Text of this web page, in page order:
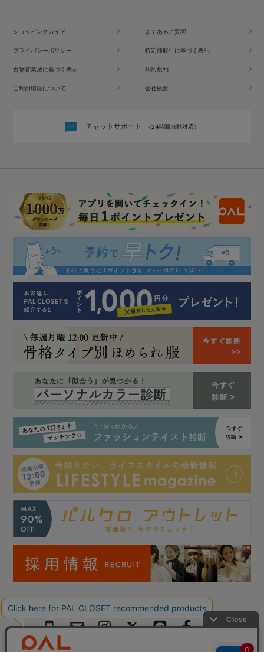
ショッピングガイド よくあるご質問
プライバシーポリシー 特定商取引に基づく表記
古物営業法に基づく表示 利用規約
ご利用環境について 会社概要
チャットサポート （24時間自動対応）